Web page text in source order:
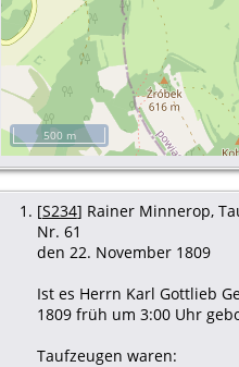
500 m
[S234] Rainer Minnerop,
Nr. 61
den 22. November 1809
Ist es Herrn Karl Gottlieb
1809 früh um 3:00 Uhr
Taufzeugen waren: